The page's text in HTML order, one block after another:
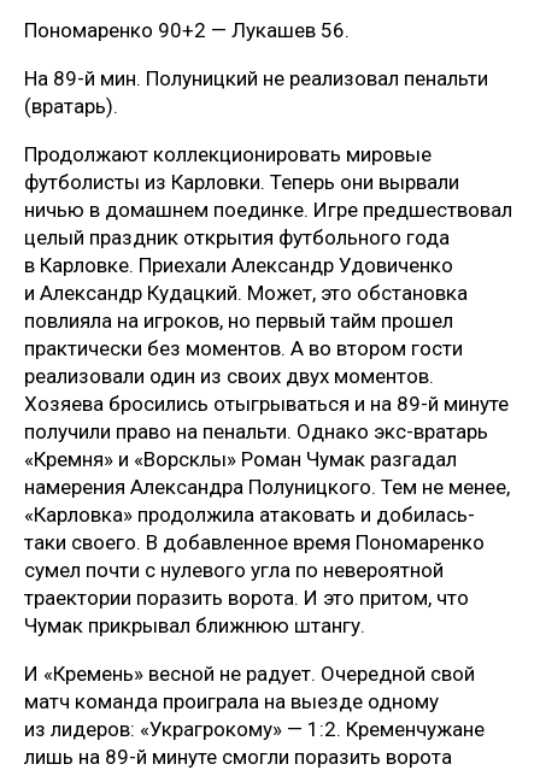
Пономаренко 90+2 — Лукашев 56.
На 89-й мин. Полуницкий не реализовал пенальти
(вратарь).
Продолжают коллекционировать мировые
футболисты из Карловки. Теперь они вырвали
ничью в домашнем поединке. Игре предшествовал
целый праздник открытия футбольного года
в Карловке. Приехали Александр Удовиченко
и Александр Кудацкий. Может, это обстановка
повлияла на игроков, но первый тайм прошел
практически без моментов. А во втором гости
реализовали один из своих двух моментов.
Хозяева бросились отыгрываться и на 89-й минуте
получили право на пенальти. Однако экс-вратарь
«Кремня» и «Ворсклы» Роман Чумак разгадал
намерения Александра Полуницкого. Тем не менее,
«Карловка» продолжила атаковать и добилась-
таки своего. В добавленное время Пономаренко
сумел почти с нулевого угла по невероятной
траектории поразить ворота. И это притом, что
Чумак прикрывал ближнюю штангу.
И «Кремень» весной не радует. Очередной свой
матч команда проиграла на выезде одному
из лидеров: «Украгрокому» — 1:2. Кременчужане
лишь на 89-й минуте смогли поразить ворота